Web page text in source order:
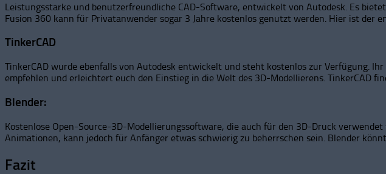
Leistungsstarke und benutzerfreundliche CAD-Software, entwickelt von Autodesk. Es
Fusion 360 kann für Privatanwender sogar 3 Jahre kostenlos genutzt werden. Hier ist der
TinkerCAD
TinkerCAD wurde ebenfalls von Autodesk entwickelt und steht kostenlos zur Verfügung.
empfehlen und erleichtert euch den Einstieg in die Welt des 3D-Modellierens. TinkerCAD
Blender:
Kostenlose Open-Source-3D-Modellierungssoftware, die auch für den 3D-Druck
Animationen, kann jedoch für Anfänger etwas schwierig zu beherrschen sein. Blender
Fazit